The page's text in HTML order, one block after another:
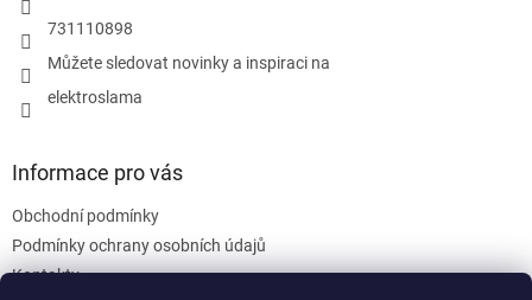
p
731110898
Můžete sledovat novinky a inspiraci na
elektroslama
Informace pro vás
Obchodní podmínky
Podmínky ochrany osobních údajů
Kontakty